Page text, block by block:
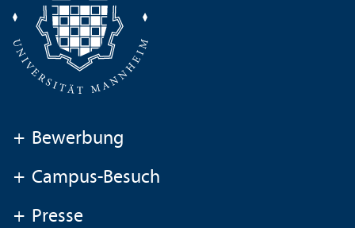
+ Bewerbung
+ Campus-Besuch
+ Presse